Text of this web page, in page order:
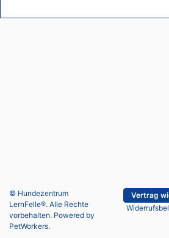
© Hundezentrum
LernFelle®. Alle Rechte
vorbehalten. Powered by
PetWorkers.
Vertrag